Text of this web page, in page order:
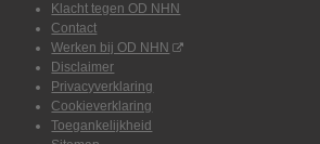
Klacht tegen OD NHN
Contact
Werken bij OD NHN
Disclaimer
Privacyverklaring
Cookieverklaring
Toegankelijkheid